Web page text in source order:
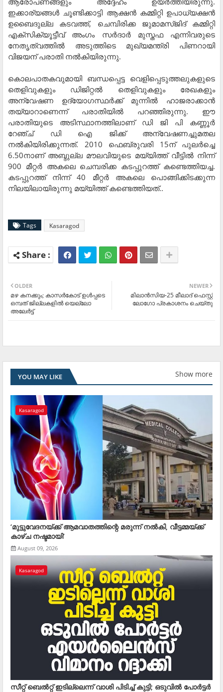
ഇക്കാര്യങ്ങള്‍ ചൂണ്ടിക്കാട്ടി ആക്ഷന്‍ കമ്മിറ്റി ഉപാധ്യക്ഷന്‍
ഉബൈദുല്ല കടവത്ത്, ചെമ്പിരിക്ക ജുമാമസ്ജിദ് കമ്മിറ്റി
എക്സിക്യൂട്ടീവ് അംഗം സര്‍ദാര്‍ മുസ്തഫ എന്നിവരുടെ
നേതൃത്വത്തില്‍ അടുത്തിടെ മുഖ്യമന്ത്രി പിണറായി
വിജയന് പരാതി നല്‍കിയിരുന്നു.
കൊലപാതകവുമായി ബന്ധപ്പെട്ട വെളിപ്പെടുത്തലുകളുടെ
തെളിവുകളും ഡിജിറ്റല്‍ തെളിവുകളും രേഖകളും
അന്വേഷണ ഉദ്യോഗസ്ഥര്‍ക്ക് മുന്നില്‍ ഹാജരാക്കാന്‍
തയ്യാറാണെന്ന് പരാതിയില്‍ പറഞ്ഞിരുന്നു. ഈ
പരാതിയുടെ അടിസ്ഥാനത്തിലാണ് ഡി ജി പി കണ്ണൂര്‍
റേഞ്ച് ഡി ഐ ജിക്ക് അന്വേഷണച്ചുമതല
നല്‍കിയിരിക്കുന്നത്. 2010 ഫെബ്രുവരി 15ന് പുലര്‍ച്ചെ
6.50നാണ് അബ്ദുല്ല മൗലവിയുടെ മയ്യിത്ത് വീട്ടില്‍ നിന്ന്
900 മീറ്റര്‍ അകലെ ചെമ്പരിക്ക കടപ്പുറത്ത് കണ്ടെത്തിയച്ച.
കടപ്പുറത്ത് നിന്ന് 40 മീറ്റര്‍ അകലെ പൊങ്ങിക്കിടക്കുന്ന
നിലയിലായിരുന്നു മയ്യിത്ത് കണ്ടെത്തിയത്..
Tags Kasaragod
NEWER
മിലാന്‍സിയ-25 മീലാദ് ഫെസ്റ്റ്
ലോഗോ പ്രകാശനം ചെയ്തു
OLDER
മഴ കനക്കും; കാസര്‍കോട് ഉള്‍പ്പടെ
ഒമ്പത് ജില്ലകളില്‍ യെല്ലോ
അലേര്‍ട്ട്
YOU MAY LIKE Show more
Kasaragod
‘മുട്ടുവേദനയ്ക്ക് ആമവാതത്തിന്റെ മരുന്ന് നൽകി, വീട്ടമ്മയ്ക്ക്
കാഴ്ച നഷ്ടമായി’
August 09, 2026
Kasaragod
സീറ്റ് ബെല്‍റ്റ് ഇടില്ലെന്ന് വാശി പിടിച്ച് കുട്ടി; ഒടുവില്‍ പോര്‍ട്ടര്‍